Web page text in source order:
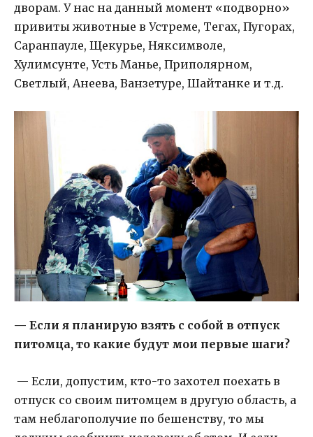
дворам. У нас на данный момент «подворно»
привиты животные в Устреме, Тегах, Пугорах,
Саранпауле, Щекурье, Няксимволе,
Хулимсунте, Усть Манье, Приполярном,
Светлый, Анеева, Ванзетуре, Шайтанке и т.д.
— Если я планирую взять с собой в отпуск
питомца, то какие будут мои первые шаги?
— Если, допустим, кто-то захотел поехать в
отпуск со своим питомцем в другую область, а
там неблагополучие по бешенству, то мы